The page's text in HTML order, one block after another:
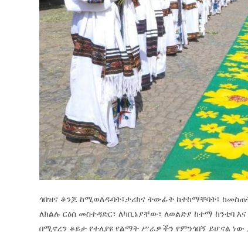
ጎበዝና ቆንጆ ከሚወለዱባት፣ታሪክና ትውፊት ከተከማቸባት፣
ለክልሉ ርዕሰ መስተዳድር፣ ለካቢኔያቸው፣ ለወልድያ ከተማ ከንቲባ
በሚኖረን ቆይታ የተለያዩ የልማት ሥራዎችን የምንጎበኝ ይሆናል ነው